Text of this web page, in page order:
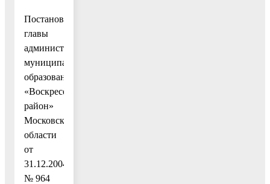
Постановлением
главы
администрации
муниципального
образования
«Воскресенский
район»
Московской
области
от
31.12.2004
№ 964